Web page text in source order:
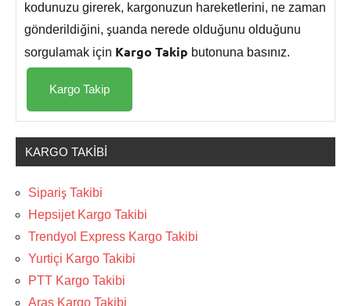
kodunuzu girerek, kargonuzun hareketlerini, ne zaman
gönderildiğini, şuanda nerede olduğunu olduğunu
sorgulamak için Kargo Takip butonuna basınız.
KARGO TAKIBI
Sipariş Takibi
Hepsijet Kargo Takibi
Trendyol Express Kargo Takibi
Yurtiçi Kargo Takibi
PTT Kargo Takibi
Aras Kargo Takibi